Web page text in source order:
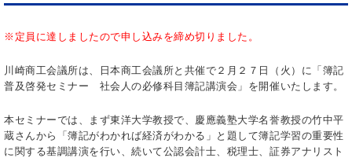
※定員に達しましたので申し込みを締め切りました。
川崎商工会議所は、日本商工会議所と共催で２月２７日（火）に「簿記
普及啓発セミナー 社会人の必修科目簿記講演会」を開催いたします。
本セミナーでは、まず東洋大学教授で、慶應義塾大学名誉教授の竹中平
蔵さんから「簿記がわかれば経済がわかる」と題して簿記学習の重要性
に関する基調講演を行い、続いて公認会計士、税理士、証券アナリスト